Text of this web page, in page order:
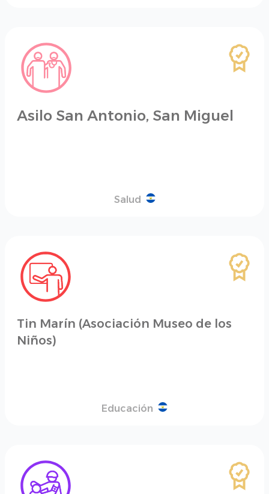
Asilo San Antonio, San Miguel
Salud
Tin Marín (Asociación Museo de los
Niños)
Educación